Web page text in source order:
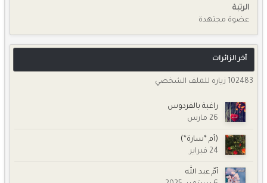
الرتبة
عضوة مجتهدة
آخر الزائرات
102483 زياره للملف الشخصي
راغبة بالفردوس
26 مارس
(أم *سارة*)
24 فبراير
أمّ عبد الله